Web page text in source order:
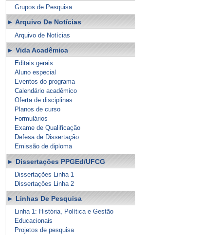
Grupos de Pesquisa
Arquivo De Notícias
Arquivo de Notícias
Vida Acadêmica
Editais gerais
Aluno especial
Eventos do programa
Calendário acadêmico
Oferta de disciplinas
Planos de curso
Formulários
Exame de Qualificação
Defesa de Dissertação
Emissão de diploma
Dissertações PPGEd/UFCG
Dissertações Linha 1
Dissertações Linha 2
Linhas De Pesquisa
Linha 1: História, Política e Gestão
Educacionais
Projetos de pesquisa